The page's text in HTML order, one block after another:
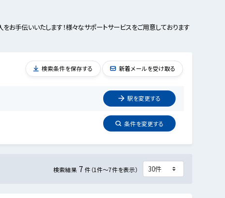
手伝いいたします！様々なサポートサービスをご用意しております
駅を変更する
条件を変更する
検索条件を保存する 新着メールを受け取る
検索結果 7 件（1件～7件を表示）